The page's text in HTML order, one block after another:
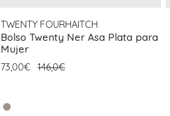
TWENTY FOURHAITCH
Bolso Twenty Ner Asa Plata para
Mujer
73,00€ 146,0€